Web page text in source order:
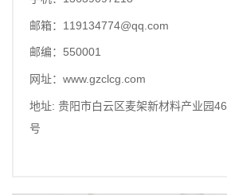
邮箱：119134774@qq.com
邮编：550001
网址：www.gzclcg.com
地址: 贵阳市白云区麦架新材料产业园46
号